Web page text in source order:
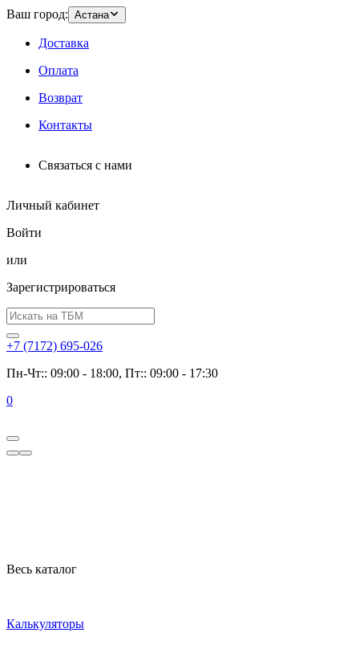
Ваш город: Астана
Доставка
Оплата
Возврат
Контакты
Связаться с нами
Личный кабинет
Войти
или
Зарегистрироваться
+7 (7172) 695-026
Пн-Чт:: 09:00 - 18:00, Пт:: 09:00 - 17:30
0
Весь каталог
Калькуляторы